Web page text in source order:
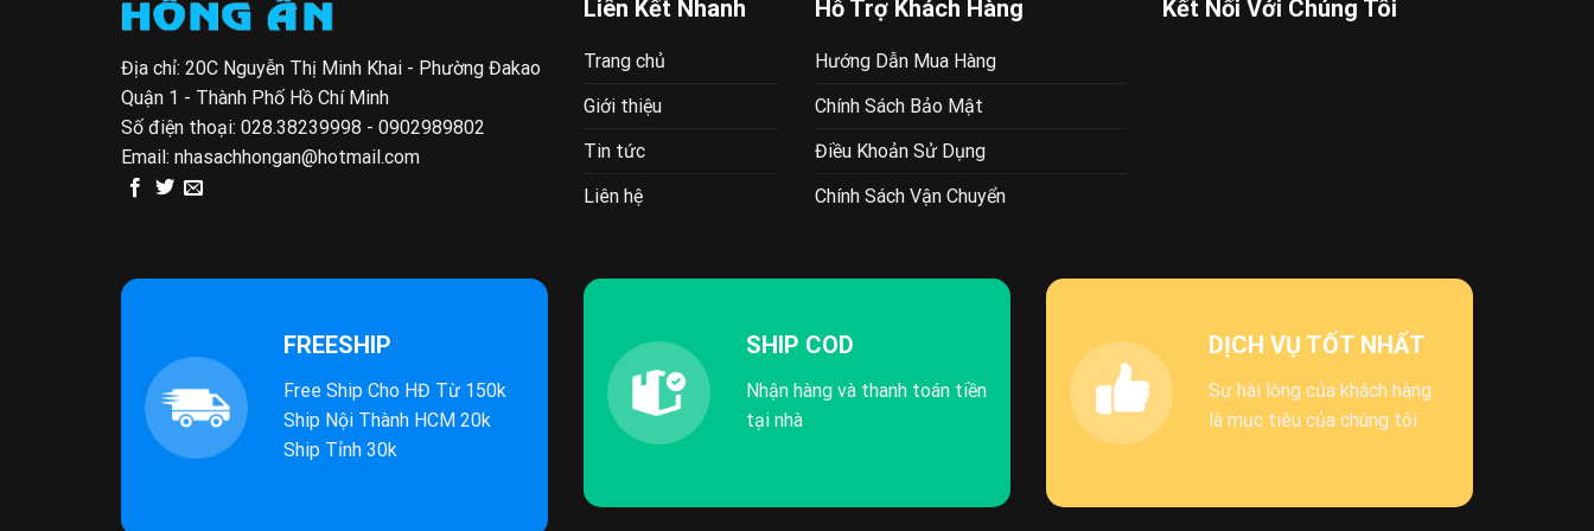
Địa chỉ: 20C Nguyễn Thị Minh Khai - Phường Đakao
Quận 1 - Thành Phố Hồ Chí Minh
Số điện thoại: 028.38239998 - 0902989802
Email: nhasachhongan@hotmail.com
Liên Kết Nhanh
Trang chủ
Giới thiệu
Tin tức
Liên hệ
Hỗ Trợ Khách Hàng
Hướng Dẫn Mua Hàng
Chính Sách Bảo Mật
Điều Khoản Sử Dụng
Chính Sách Vận Chuyển
Kết Nối Với Chúng Tôi
FREESHIP
Free Ship Cho HĐ Từ 150k
Ship Nội Thành HCM 20k
Ship Tỉnh 30k
SHIP COD
Nhận hàng và thanh toán tiền
tại nhà
DỊCH VỤ TỐT NHẤT
Sự hài lòng của khách hàng
là mục tiêu của chúng tôi